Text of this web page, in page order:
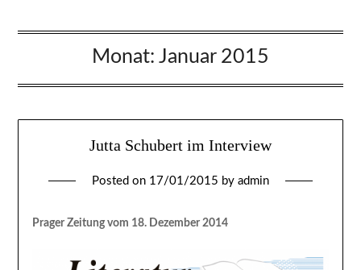
Monat: Januar 2015
Jutta Schubert im Interview
Posted on 17/01/2015 by admin
Prager Zeitung vom 18. Dezember 2014